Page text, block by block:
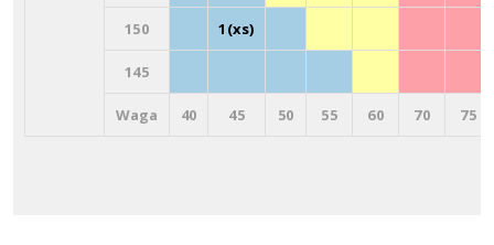
150 1(xs)
145
Waga 40 45 50 55 60 70 75